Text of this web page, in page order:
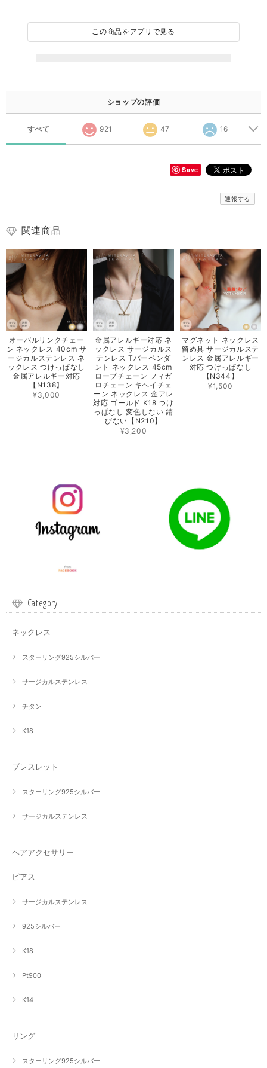
この商品をアプリで見る
ショップの評価
すべて 921 47 16
Save
通報する
関連商品
オーバルリンクチェー
ン ネックレス 40cm サ
ージカルステンレス ネ
ックレス つけっぱなし
金属アレルギー対応
【N138】
¥3,000
金属アレルギー対応 ネ
ックレス サージカルス
テンレス Tバーペンダ
ント ネックレス 45cm
ロープチェーン フィガ
ロチェーン キヘイチェ
ーン ネックレス 金アレ
対応 ゴールド K18 つけ
っぱなし 変色しない 錆
びない【N210】
¥3,200
マグネット ネックレス
留め具 サージカルステ
ンレス 金属アレルギー
対応 つけっぱなし
【N344】
¥1,500
Category
ネックレス
スターリング925シルバー
サージカルステンレス
チタン
K18
ブレスレット
スターリング925シルバー
サージカルステンレス
ヘアアクセサリー
ピアス
サージカルステンレス
925シルバー
K18
Pt900
K14
リング
スターリング925シルバー